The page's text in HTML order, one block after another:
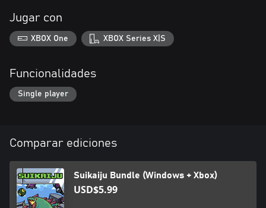
Jugar con
XBOX One XBOX Series X|S
Funcionalidades
Single player
Comparar ediciones
Suikaiju Bundle (Windows + Xbox)
USD$5.99